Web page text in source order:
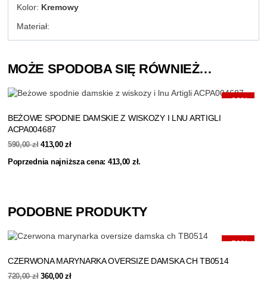
Kolor: Kremowy
Materiał:
MOŻE SPODOBA SIĘ RÓWNIEŻ…
-30%
BEŻOWE SPODNIE DAMSKIE Z WISKOZY I LNU ARTIGLI
ACPA004687
590,00zł Pierwotna
wynosiła:
413,00złAktualna
wynosi:
Poprzednia najniższa cena: 413,00 zł.
PODOBNE PRODUKTY
-50%
CZERWONA MARYNARKA OVERSIZE DAMSKA CH TB0514
720,00zł Pierwotna
360,00złAktualna